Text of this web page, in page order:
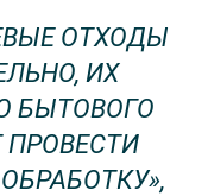
ОТХОДЫ
ИХ
БЫТОВОГО